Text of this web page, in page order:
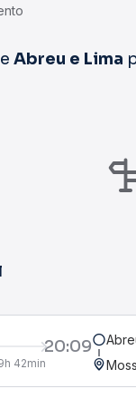
Abreu e Lima
20:09
42min